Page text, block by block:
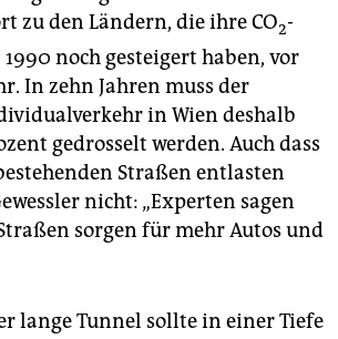
zu den Ländern, die ihre CO2-
noch gesteigert haben, vor
In zehn Jahren muss der
in Wien deshalb
gedrosselt werden. Auch dass
Straßen entlasten
nicht: „Experten sagen
sorgen für mehr Autos und
lange Tunnel sollte in einer Tiefe